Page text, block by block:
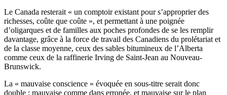
Le Canada resterait « un comptoir existant pour s’approprier des
richesses, coûte que coûte », et permettant à une poignée
d’oligarques et de familles aux poches profondes de se les remplir
davantage, grâce à la force de travail des Canadiens du prolétariat et
de la classe moyenne, ceux des sables bitumineux de l’Alberta
comme ceux de la raffinerie Irving de Saint-Jean au Nouveau-
Brunswick.
La « mauvaise conscience » évoquée en sous-titre serait donc
double : mauvaise comme dans erronée, et mauvaise sur le plan